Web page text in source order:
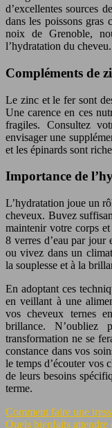
d’excellentes sources
dans les poissons gras
noix de Grenoble,
l’hydratation du cheveu.
Compléments de
Le zinc et le fer sont
Une carence en ces
fragiles. Consultez
envisager une
et les épinards sont
Importance de
L’hydratation joue un
cheveux. Buvez
maintenir votre corps
8 verres d’eau par jour
ou vivez dans un
la souplesse et à la
En adoptant ces
en veillant à une
vos cheveux ternes
brillance.
transformation ne se
constance dans vos
le temps d’écouter vos
de leurs besoins
terme.
Comment faire une
Quels bienfaits attendre